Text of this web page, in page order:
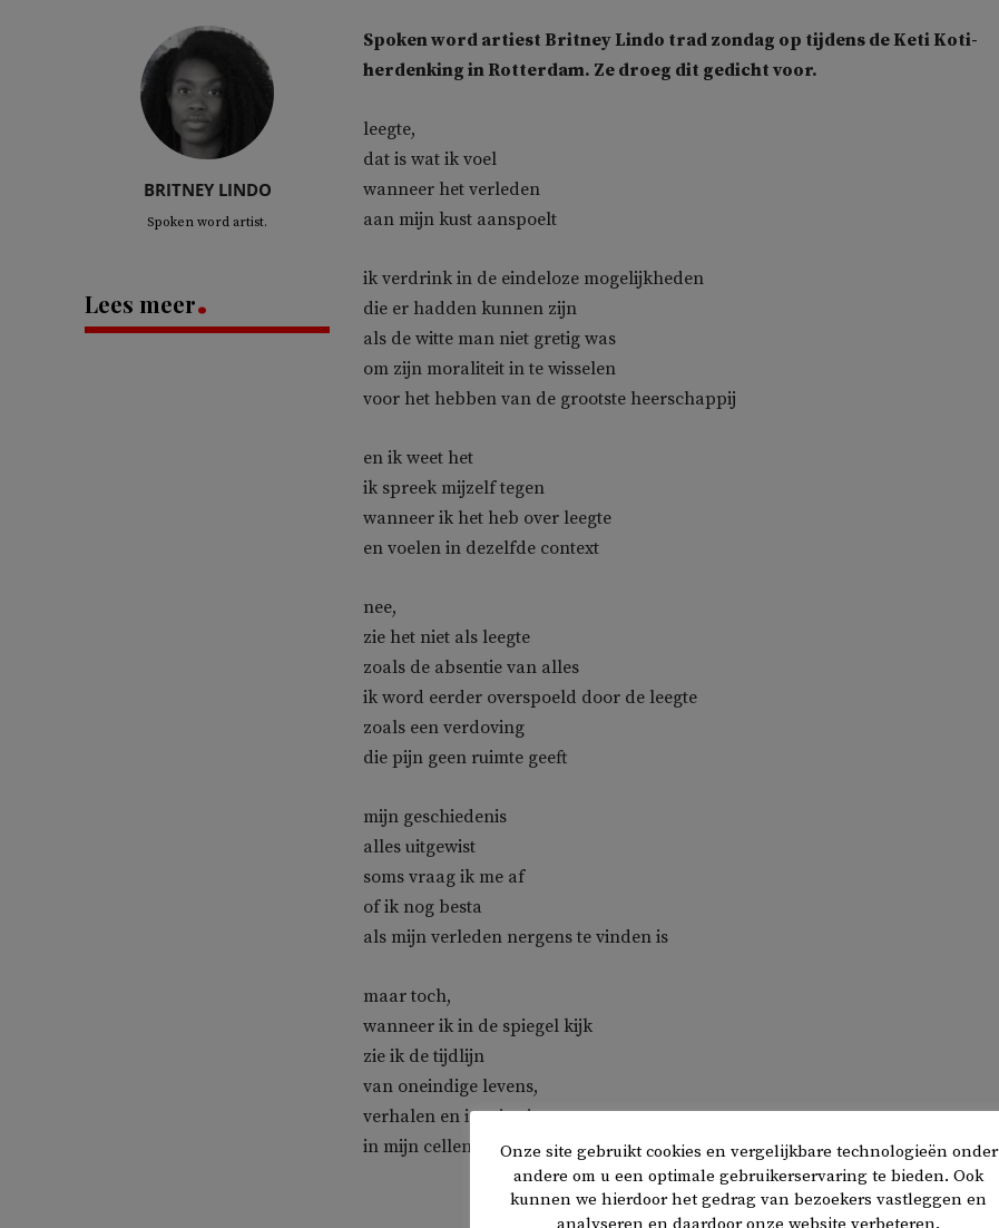
BRITNEY LINDO
Spoken word artist.
Lees meer
Spoken word artiest Britney Lindo trad zondag op tijdens de Keti Koti-
herdenking in Rotterdam. Ze droeg dit gedicht voor.
leegte,
dat is wat ik voel
wanneer het verleden
aan mijn kust aanspoelt
ik verdrink in de eindeloze mogelijkheden
die er hadden kunnen zijn
als de witte man niet gretig was
om zijn moraliteit in te wisselen
voor het hebben van de grootste heerschappij
en ik weet het
ik spreek mijzelf tegen
wanneer ik het heb over leegte
en voelen in dezelfde context
nee,
zie het niet als leegte
zoals de absentie van alles
ik word eerder overspoeld door de leegte
zoals een verdoving
die pijn geen ruimte geeft
mijn geschiedenis
alles uitgewist
soms vraag ik me af
of ik nog besta
als mijn verleden nergens te vinden is
maar toch,
wanneer ik in de spiegel kijk
zie ik de tijdlijn
van oneindige levens,
verhalen en inspiratie
in mijn cellen verwevenOnze site gebruikt cookies en vergelijkbare technologieën onder
andere om u een optimale gebruikerservaring te bieden. Ook
kunnen we hierdoor het gedrag van bezoekers vastleggen en